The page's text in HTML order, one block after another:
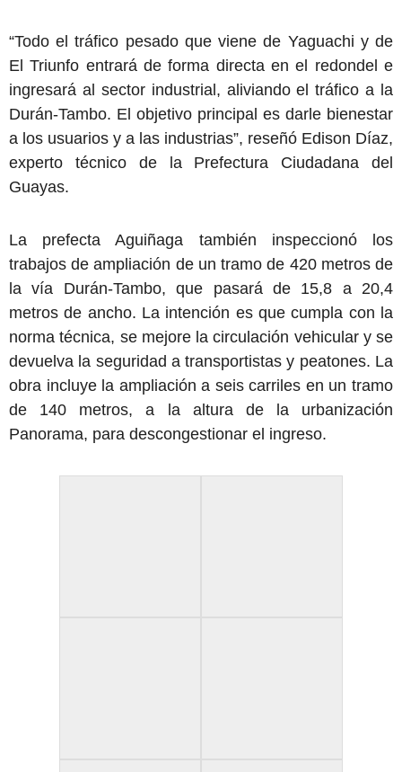
“Todo el tráfico pesado que viene de Yaguachi y de
El Triunfo entrará de forma directa en el redondel e
ingresará al sector industrial, aliviando el tráfico a la
Durán-Tambo. El objetivo principal es darle bienestar
a los usuarios y a las industrias”, reseñó Edison Díaz,
experto técnico de la Prefectura Ciudadana del
Guayas.
La prefecta Aguiñaga también inspeccionó los
trabajos de ampliación de un tramo de 420 metros de
la vía Durán-Tambo, que pasará de 15,8 a 20,4
metros de ancho. La intención es que cumpla con la
norma técnica, se mejore la circulación vehicular y se
devuelva la seguridad a transportistas y peatones. La
obra incluye la ampliación a seis carriles en un tramo
de 140 metros, a la altura de la urbanización
Panorama, para descongestionar el ingreso.